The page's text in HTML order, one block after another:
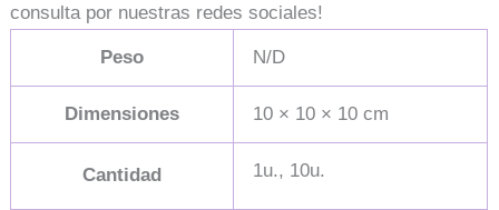
consulta por nuestras redes sociales!
Peso N/D
Dimensiones 10 × 10 × 10 cm
Cantidad 1u., 10u.